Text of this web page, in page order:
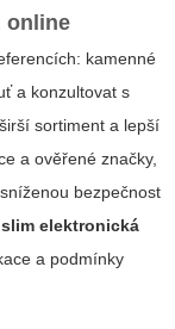
online
kamenné
a konzultovat s
sortiment a lepší
a ověřené značky,
bezpečnost
slim elektronická
a podmínky